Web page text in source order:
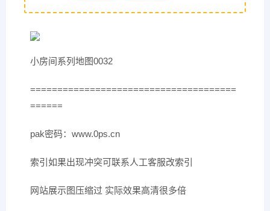
小房间系列地图0032
======================================
======
pak密码：www.0ps.cn
索引如果出现冲突可联系人工客服改索引
网站展示图压缩过 实际效果高清很多倍